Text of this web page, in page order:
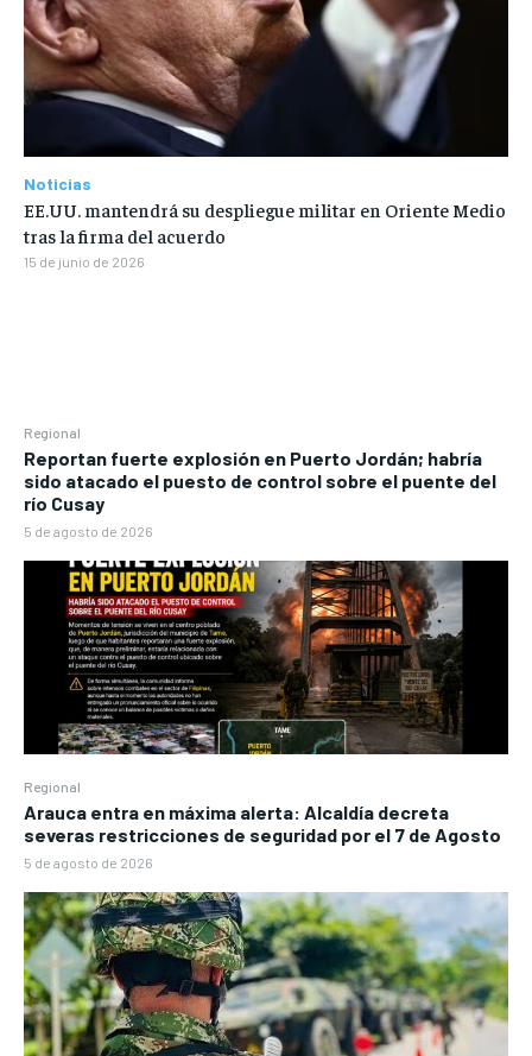
Regional
Reportan fuerte explosión en Puerto Jordán; habría
sido atacado el puesto de control sobre el puente del
río Cusay
5 de agosto de 2026
Regional
Arauca entra en máxima alerta: Alcaldía decreta
severas restricciones de seguridad por el 7 de Agosto
5 de agosto de 2026
Noticias
EE.UU. mantendrá su despliegue militar en Oriente Medio
tras la firma del acuerdo
15 de junio de 2026